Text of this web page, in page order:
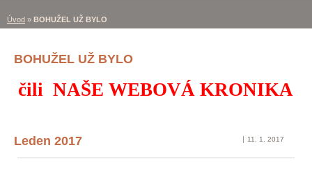
Úvod » BOHUŽEL UŽ BYLO
BOHUŽEL UŽ BYLO
čili NAŠE WEBOVÁ KRONIKA
Leden 2017 11. 1. 2017